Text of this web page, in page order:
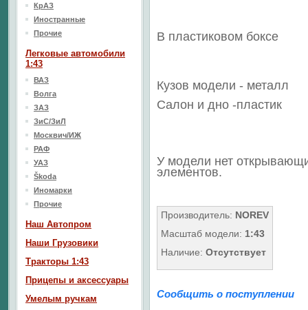
В пластиковом боксе
Кузов модели - металл
Салон и дно -пластик
У модели нет
элементов.
Производитель: NOREV
Масштаб модели: 1:43
Наличие: Отсутствует
Сообщить о поступлении
КрАЗ
Иностранные
Прочие
Легковые автомобили
1:43
ВАЗ
Волга
ЗАЗ
ЗиС/ЗиЛ
Москвич/ИЖ
РАФ
УАЗ
Škoda
Иномарки
Прочие
Наш Aвтопром
Наши Грузовики
Тракторы 1:43
Прицепы и аксессуары
Умелым ручкам